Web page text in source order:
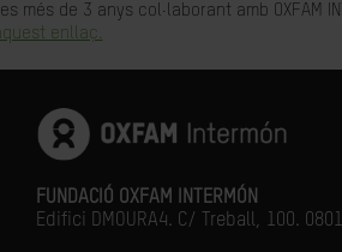
de 3 anys col·laborant amb OXFAM
enllaç.
FUNDACIÓ OXFAM INTERMÓN
Edifici DMOURA4. C/ Treball, 100.